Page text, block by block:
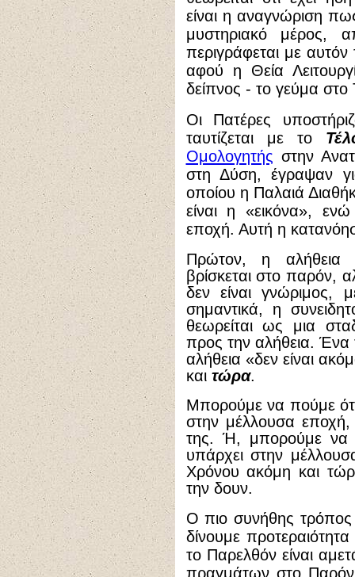
είναι η αναγνώριση
μυστηριακό μέρος,
περιγράφεται με
αφού η Θεία
δείπνος - το γεύμα
Οι Πατέρες
ταυτίζεται με το
Ομολογητής στην
στη Δύση, έγραψαν
οποίου η Παλαιά
είναι η «εικόνα»,
εποχή. Αυτή η
Πρώτον, η αλήθεια
βρίσκεται στο παρόν,
δεν είναι γνώριμος,
σημαντικά, η
θεωρείται ως μια
προς την αλήθεια. Ένα
αλήθεια «δεν είναι
και τώρα.
Μπορούμε να πούμε
στην μέλλουσα
της. Ή, μπορούμε να
υπάρχει στην
Χρόνου ακόμη και
την δουν.
Ο πιο συνήθης τρόπος
δίνουμε
το Παρελθόν είναι
πραγμάτων στο